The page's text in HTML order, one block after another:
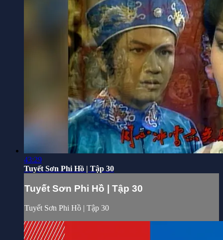
43:29
Tuyết Sơn Phi Hồ | Tập 30
Tuyết Sơn Phi Hồ | Tập 30
Tuyết Sơn Phi Hồ | Tập 30